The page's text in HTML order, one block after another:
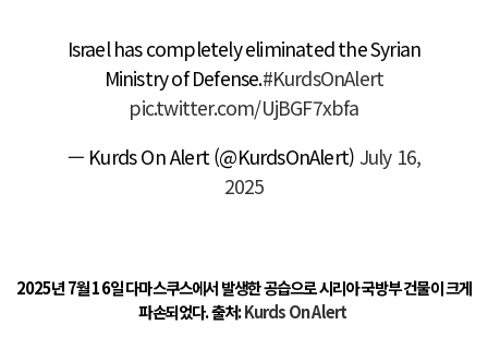
Israel has completely eliminated the Syrian
Ministry of Defense.#KurdsOnAlert
pic.twitter.com/UjBGF7xbfa
— Kurds On Alert (@KurdsOnAlert) July 16,
2025
2025년 7월 16일 다마스쿠스에서 발생한 공습으로 시리아 국방부 건물이 크게
파손되었다. 출처:Kurds On Alert